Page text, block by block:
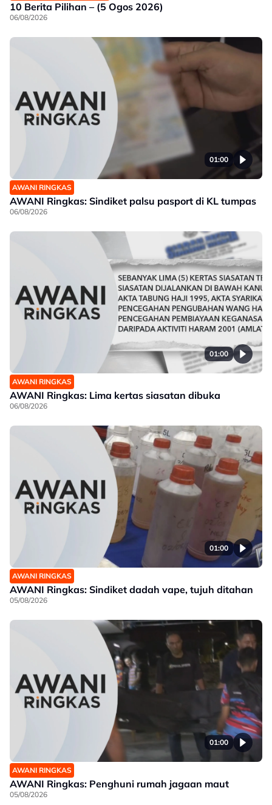
10 Berita Pilihan – (5 Ogos 2026)
06/08/2026
01:00
AWANI RINGKAS
AWANI Ringkas: Sindiket palsu pasport di KL tumpas
06/08/2026
01:00
AWANI RINGKAS
AWANI Ringkas: Lima kertas siasatan dibuka
06/08/2026
01:00
AWANI RINGKAS
AWANI Ringkas: Sindiket dadah vape, tujuh ditahan
05/08/2026
01:00
AWANI RINGKAS
AWANI Ringkas: Penghuni rumah jagaan maut
05/08/2026